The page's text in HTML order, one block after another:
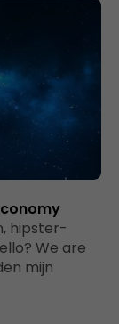
hipster-
We are
mijn